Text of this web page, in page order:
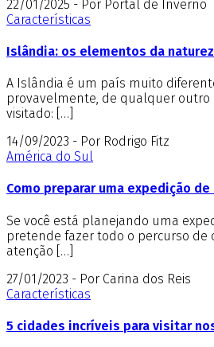
22/01/2025 - Por Portal de Inverno
Características
Islândia: os elementos da
A Islândia é um país muito
provavelmente, de qualquer outro
visitado: […]
14/09/2023 - Por Rodrigo Fitz
América do Sul
Como preparar uma expedição de
Se você está planejando uma
pretende fazer todo o percurso de
atenção […]
27/01/2023 - Por Carina dos Reis
Características
5 cidades incríveis para visitar